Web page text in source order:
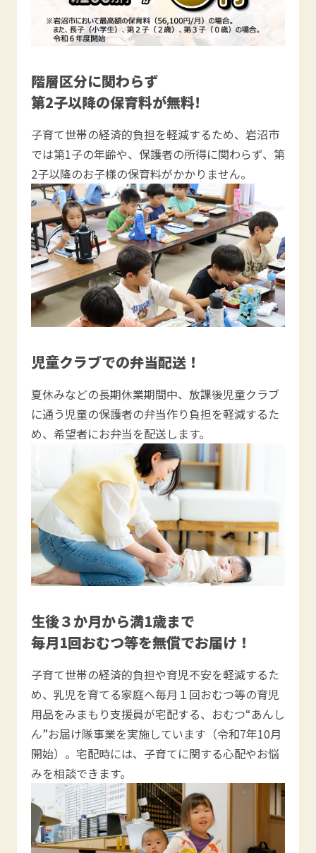
階層区分に関わらず
第2子以降の保育料が無料!
子育て世帯の経済的負担を軽減するため、岩沼市
では第1子の年齢や、保護者の所得に関わらず、第
2子以降のお子様の保育料がかかりません。
児童クラブでの弁当配送！
夏休みなどの長期休業期間中、放課後児童クラブ
に通う児童の保護者の弁当作り負担を軽減するた
め、希望者にお弁当を配送します。
生後３か月から満1歳まで
毎月1回おむつ等を無償でお届け！
子育て世帯の経済的負担や育児不安を軽減するた
め、乳児を育てる家庭へ毎月１回おむつ等の育児
用品をみまもり支援員が宅配する、おむつ“あんし
ん”お届け隊事業を実施しています（令和7年10月
開始）。宅配時には、子育てに関する心配やお悩
みを相談できます。